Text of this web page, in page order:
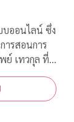
บออนไลน์ ซึ่ง
ารสอนการ
ย์ เทวกุล ที่
หารทุก
ก็ได้รับ
ผู้ทรงคุณวุฒิ